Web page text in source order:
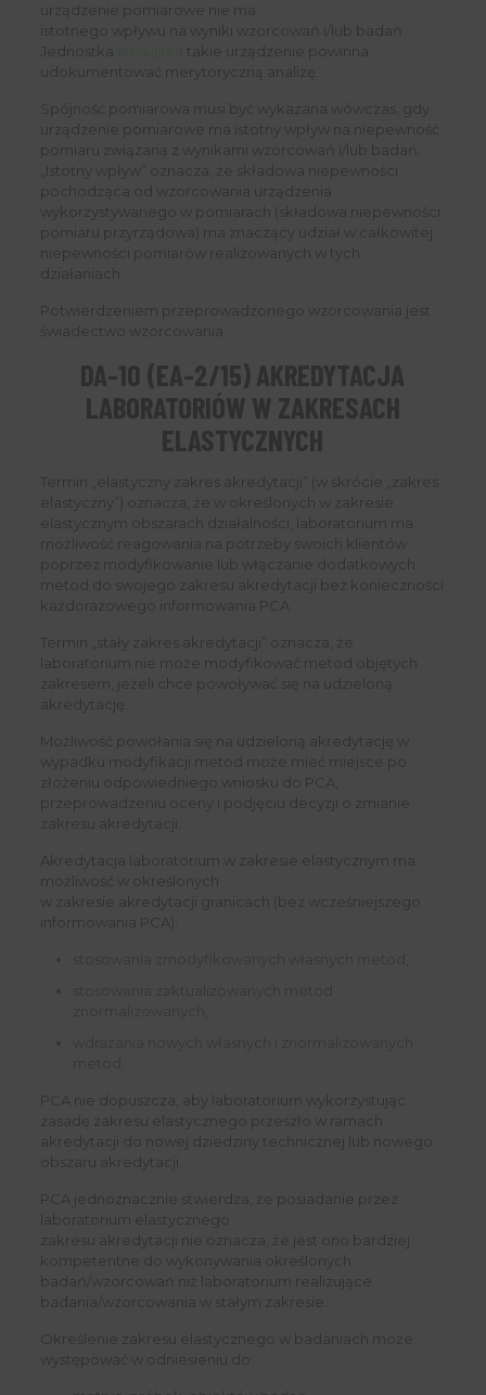
urządzenie pomiarowe nie ma
istotnego wpływu na wyniki wzorcowań i/lub badań.
Jednostka
takie urządzenie powinna
udokumentować merytoryczną analizę.
Spójność pomiarowa musi być wykazana wówczas, gdy
urządzenie pomiarowe ma istotny wpływ na niepewność
pomiaru związaną z wynikami wzorcowań i/lub badań.
„Istotny wpływ” oznacza, że składowa niepewności
pochodząca od wzorcowania urządzenia
wykorzystywanego w pomiarach (składowa niepewności
pomiaru przyrządowa) ma znaczący udział w całkowitej
niepewności pomiarów realizowanych w tych
działaniach.
Potwierdzeniem przeprowadzonego wzorcowania jest
świadectwo wzorcowania.
DA-10 (EA-2/15) AKREDYTACJA
LABORATORIÓW W ZAKRESACH
ELASTYCZNYCH
Termin „elastyczny zakres akredytacji” (w skrócie „zakres
elastyczny”) oznacza, że w określonych w zakresie
elastycznym obszarach działalności, laboratorium ma
możliwość reagowania na potrzeby swoich klientów
poprzez modyfikowanie lub włączanie dodatkowych
metod do swojego zakresu akredytacji bez konieczności
każdorazowego informowania PCA.
Termin „stały zakres akredytacji” oznacza, że
laboratorium nie może modyfikować metod objętych
zakresem, jeżeli chce powoływać się na udzieloną
akredytację.
Możliwość powołania się na udzieloną akredytację w
wypadku modyfikacji metod może mieć miejsce po
złożeniu odpowiedniego wniosku do PCA,
przeprowadzeniu oceny i podjęciu decyzji o zmianie
zakresu akredytacji.
Akredytacja laboratorium w zakresie elastycznym ma
możliwość w określonych
w zakresie akredytacji granicach (bez wcześniejszego
informowania PCA):
PCA nie dopuszcza, aby laboratorium wykorzystując
zasadę zakresu elastycznego przeszło w ramach
akredytacji do nowej dziedziny technicznej lub nowego
obszaru akredytacji.
PCA jednoznacznie stwierdza, że posiadanie przez
laboratorium elastycznego
zakresu akredytacji nie oznacza, że jest ono bardziej
kompetentne do wykonywania określonych
badań/wzorcowań niż laboratorium realizujące
badania/wzorcowania w stałym zakresie.
Określenie zakresu elastycznego w badaniach może
występować w odniesieniu do: